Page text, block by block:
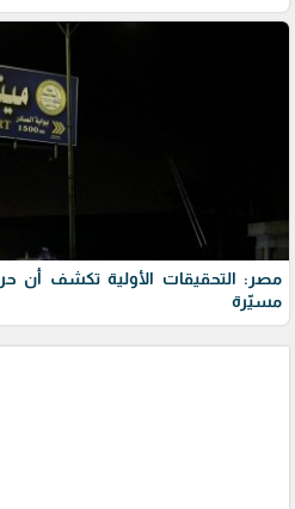
مصر: التحقيقات الأولية تكشف أن
مسيّرة